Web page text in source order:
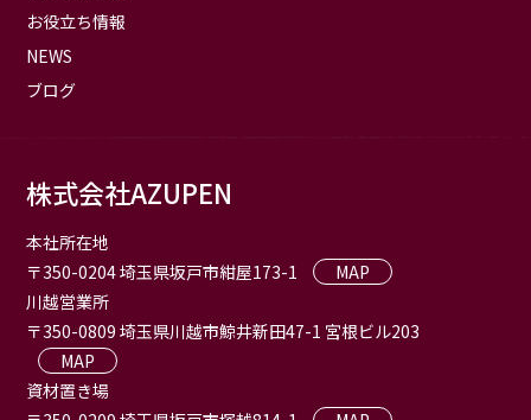
お役立ち情報
NEWS
ブログ
株式会社AZUPEN
本社所在地
〒350-0204 埼玉県坂戸市紺屋173-1
MAP
川越営業所
〒350-0809 埼玉県川越市鯨井新田47-1 宮根ビル203
MAP
資材置き場